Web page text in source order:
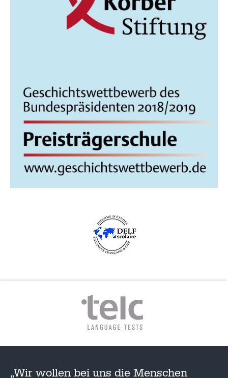
„Wir wollen bei uns die Menschen